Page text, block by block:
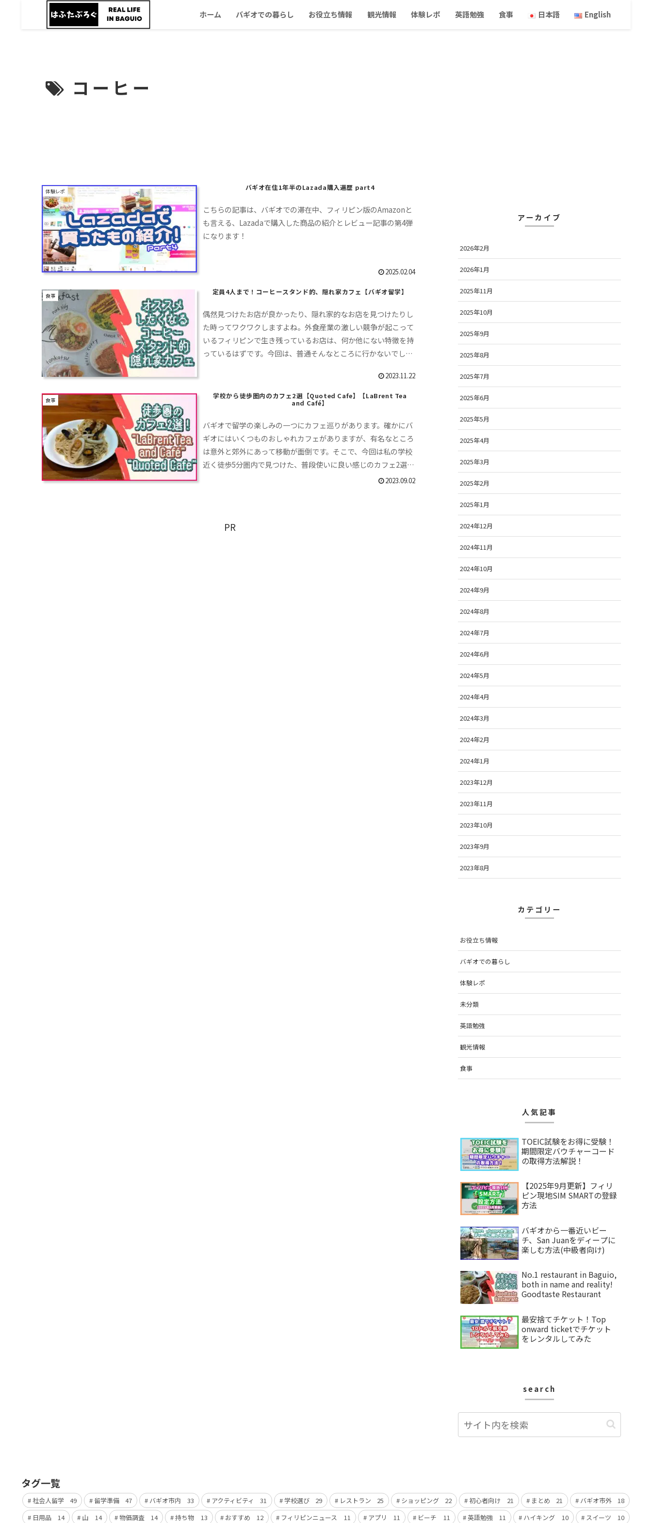
ホーム バギオでの暮らし お役立ち情報 観光情報 体験レポ 英語勉強 食事 日本語 English
コーヒー
体験レポ バギオ在住1年半のLazada購入遍歴 part4
こちらの記事は、バギオでの滞在中、フィリピン版のAmazonと
も言える、Lazadaで購入した商品の紹介とレビュー記事の第4弾
になります！
2025.02.04
食事 定員4人まで！コーヒースタンド的、隠れ家カフェ【バギオ留学】
偶然見つけたお店が良かったり、隠れ家的なお店を見つけたりし
た時ってワクワクしますよね。外食産業の激しい競争が起こって
いるフィリピンで生き残っているお店は、何か他にない特徴を持
っているはずです。今回は、普通そんなところに行かないでしょ
2023.11.22
食事 学校から徒歩圏内のカフェ2選【Quoted Cafe】【LaBrent Tea
and Café】
バギオで留学の楽しみの一つにカフェ巡りがあります。確かにバ
ギオにはいくつものおしゃれカフェがありますが、有名なところ
は意外と郊外にあって移動が面倒です。そこで、今回は私の学校
近く徒歩5分圏内で見つけた、普段使いに良い感じのカフェ2選に
2023.09.02
PR
アーカイブ
2026年2月
2026年1月
2025年11月
2025年10月
2025年9月
2025年8月
2025年7月
2025年6月
2025年5月
2025年4月
2025年3月
2025年2月
2025年1月
2024年12月
2024年11月
2024年10月
2024年9月
2024年8月
2024年7月
2024年6月
2024年5月
2024年4月
2024年3月
2024年2月
2024年1月
2023年12月
2023年11月
2023年10月
2023年9月
2023年8月
カテゴリー
お役立ち情報
バギオでの暮らし
体験レポ
未分類
英語勉強
観光情報
食事
人気記事
TOEIC試験をお得に受験！
期間限定バウチャーコード
の取得方法解説！
【2025年9月更新】フィリ
ピン現地SIM SMARTの登録
方法
バギオから一番近いビー
チ、San Juanをディープに
楽しむ方法(中級者向け)
No.1 restaurant in Baguio,
both in name and reality!
Goodtaste Restaurant
最安捨てチケット！Top
onward ticketでチケット
をレンタルしてみた
search
タグ一覧
社会人留学 49 留学準備 47 バギオ市内 33 アクティビティ 31 学校選び 29 レストラン 25 ショッピング 22 初心者向け 21 まとめ 21 バギオ市外
18
日用品
14 山 14 物価調査 14 持ち物 13 おすすめ 12 フィリピンニュース 11 アプリ 11 ビーチ 11 英語勉強 11 ハイキング 10 スイーツ 10